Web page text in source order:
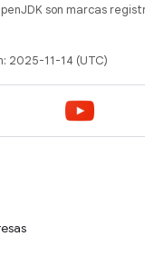
son marcas
2025-11-14 (UTC)